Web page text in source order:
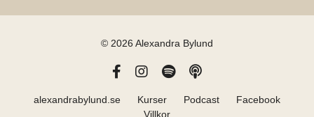
© 2026 Alexandra Bylund
alexandrabylund.se Kurser Podcast
Facebook
Villkor